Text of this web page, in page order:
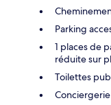
Parking
1 places de
réduite sur
Toilettes